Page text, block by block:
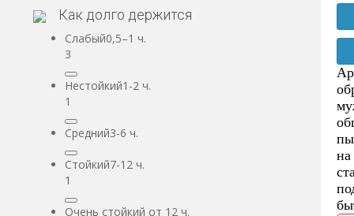
Как долго держится
Слабый0,5–1 ч.
3
Нестойкий1-2 ч.
1
Средний3-6 ч.
Стойкий7-12 ч.
1
Очень стойкий от 12 ч.